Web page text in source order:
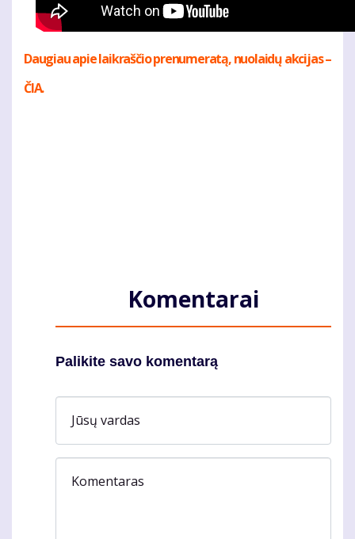
Daugiau apie laikraščio prenumeratą, nuolaidų akcijas –
ČIA.
Komentarai
Palikite savo komentarą
Jūsų vardas
Komentaras